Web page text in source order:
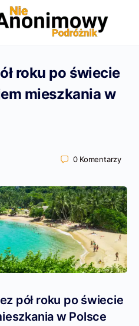
roku po świecie
mieszkania w
0 Komentarzy
pół roku po świecie
w Polsce